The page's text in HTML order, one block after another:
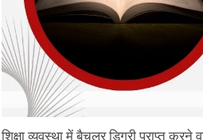
शिक्षा व्यवस्था में बैचलर डिग्री प्राप्त